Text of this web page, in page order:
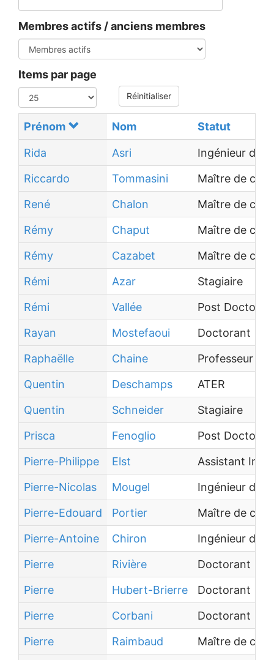
Membres actifs / anciens membres
Items par page
Réinitialiser
Prénom Nom Statut
Rida Asri
Ingénieur de
Riccardo
Tommasini
Maître de
René
Chalon
Maître de
Rémy
Chaput
Maître de
Rémy
Cazabet
Maître de
Rémi
Azar
Stagiaire
Rémi
Vallée
Post
Rayan
Mostefaoui
Doctorant
Raphaëlle
Chaine
Professeur
Quentin
Deschamps
ATER
Quentin
Schneider
Stagiaire
Prisca
Fenoglio
Post
Pierre-Philippe
Elst
Assistant
Pierre-Nicolas
Mougel
Ingénieur de
Pierre-Edouard
Portier
Maître de
Pierre-Antoine
Chiron
Ingénieur
Pierre
Rivière
Doctorant
Pierre
Hubert-Brierre
Doctorant
Pierre
Corbani
Doctorant
Pierre
Raimbaud
Maître de